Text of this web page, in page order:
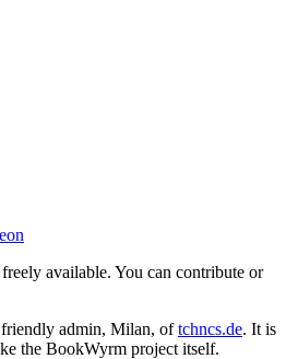
available. You can contribute or
admin, Milan, oftchncs.de. It is
the BookWyrm project itself.